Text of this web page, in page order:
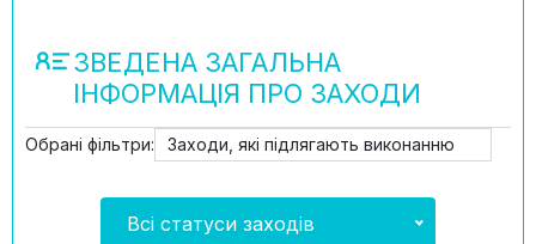
ЗВЕДЕНА ЗАГАЛЬНА
ІНФОРМАЦІЯ ПРО ЗАХОДИ
Обрані фільтри: Заходи, які підлягають виконанню
Всі статуси заходів